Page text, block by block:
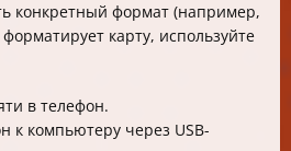
конкретный формат (например,
карту, используйте
в телефон.
к компьютеру через USB-